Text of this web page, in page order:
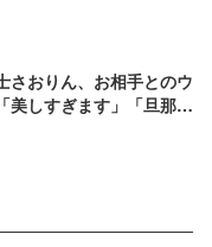
さおりん、お相手とのウ
美しすぎます」「旦那さ